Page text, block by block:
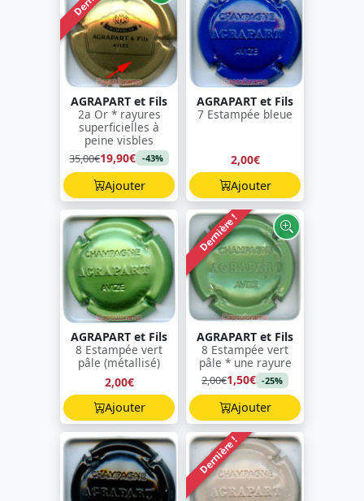
AGRAPART et Fils
2a Or * rayures
superficielles à
peine visbles
35,00€19,90€ -43%
Ajouter
AGRAPART et Fils
7 Estampée bleue
2,00€
Ajouter
AGRAPART et Fils
8 Estampée vert
pâle (métallisé)
2,00€
Ajouter
Dernière !
AGRAPART et Fils
8 Estampée vert
pâle * une rayure
2,00€1,50€ -25%
Ajouter
Dernière !